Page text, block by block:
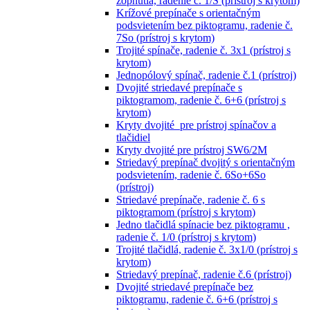
Krížové prepínače s orientačným
podsvietením bez piktogramu, radenie č.
7So (prístroj s krytom)
Trojité spínače, radenie č. 3x1 (prístroj s
krytom)
Jednopólový spínač, radenie č.1 (prístroj)
Dvojité striedavé prepínače s
piktogramom, radenie č. 6+6 (prístroj s
krytom)
Kryty dvojité pre prístroj spínačov a
tlačidiel
Kryty dvojité pre prístroj SW6/2M
Striedavý prepínač dvojitý s orientačným
podsvietením, radenie č. 6So+6So
(prístroj)
Striedavé prepínače, radenie č. 6 s
piktogramom (prístroj s krytom)
Jedno tlačidlá spínacie bez piktogramu ,
radenie č. 1/0 (prístroj s krytom)
Trojité tlačidlá, radenie č. 3x1/0 (prístroj s
krytom)
Striedavý prepínač, radenie č.6 (prístroj)
Dvojité striedavé prepínače bez
piktogramu, radenie č. 6+6 (prístroj s